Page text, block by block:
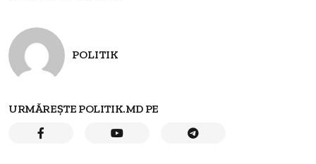
POLITIK
URMĂREȘTE POLITIK.MD PE